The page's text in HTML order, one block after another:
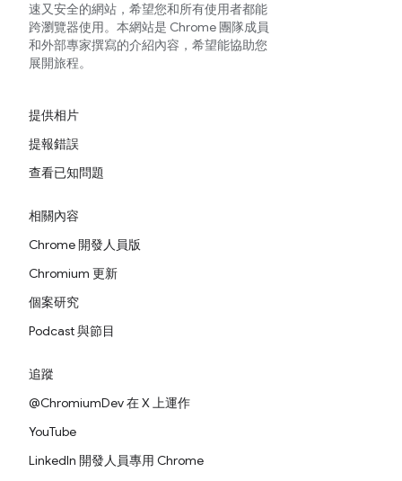
速又安全的網站，希望您和所有使用者都能
跨瀏覽器使用。本網站是 Chrome 團隊成員
和外部專家撰寫的介紹內容，希望能協助您
展開旅程。
提供相片
提報錯誤
查看已知問題
相關內容
Chrome 開發人員版
Chromium 更新
個案研究
Podcast 與節目
追蹤
@ChromiumDev 在 X 上運作
YouTube
LinkedIn 開發人員專用 Chrome